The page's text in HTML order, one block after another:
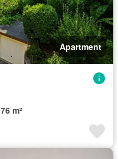
Apartment
76 m²